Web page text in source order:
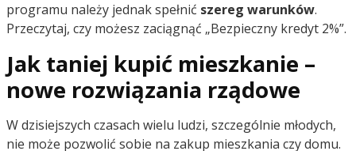
programu należy jednak spełnić szereg warunków.
Przeczytaj, czy możesz zaciągnąć „Bezpieczny kredyt 2%”.
Jak taniej kupić mieszkanie –
nowe rozwiązania rządowe
W dzisiejszych czasach wielu ludzi, szczególnie młodych,
nie może pozwolić sobie na zakup mieszkania czy domu.